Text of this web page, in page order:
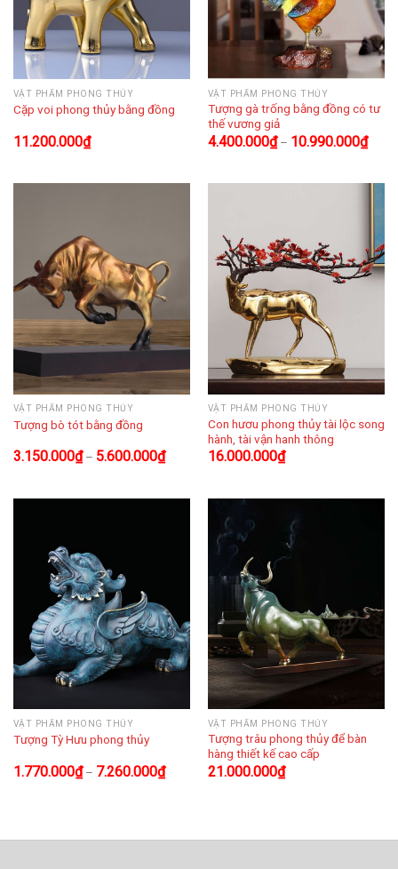
VẬT PHẨM PHONG THỦY
Cặp voi phong thủy bằng đồng
11.200.000₫
VẬT PHẨM PHONG THỦY
Tượng gà trống bằng đồng có tư
thế vương giả
4.400.000₫– 10.990.000₫
VẬT PHẨM PHONG THỦY
Tượng bò tót bằng đồng
3.150.000₫– 5.600.000₫
VẬT PHẨM PHONG THỦY
Con hươu phong thủy tài lộc song
hành, tài vận hanh thông
16.000.000₫
VẬT PHẨM PHONG THỦY
Tượng Tỳ Hưu phong thủy
1.770.000₫– 7.260.000₫
VẬT PHẨM PHONG THỦY
Tượng trâu phong thủy để bàn
hàng thiết kế cao cấp
21.000.000₫